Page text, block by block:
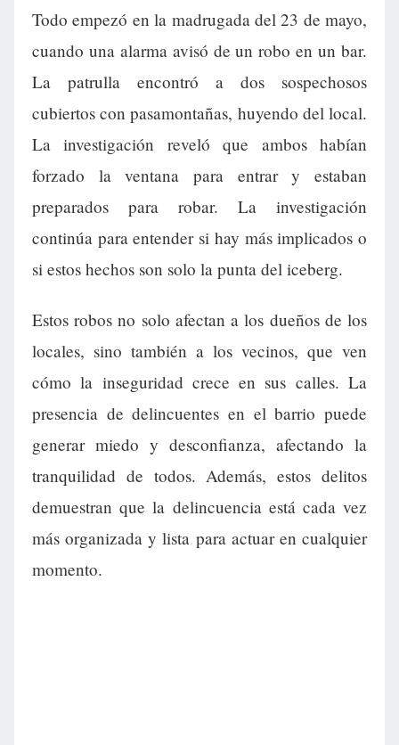
Todo empezó en la madrugada del 23 de mayo,
cuando una alarma avisó de un robo en un bar.
La patrulla encontró a dos sospechosos
cubiertos con pasamontañas, huyendo del local.
La investigación reveló que ambos habían
forzado la ventana para entrar y estaban
preparados para robar. La investigación
continúa para entender si hay más implicados o
si estos hechos son solo la punta del iceberg.
Estos robos no solo afectan a los dueños de los
locales, sino también a los vecinos, que ven
cómo la inseguridad crece en sus calles. La
presencia de delincuentes en el barrio puede
generar miedo y desconfianza, afectando la
tranquilidad de todos. Además, estos delitos
demuestran que la delincuencia está cada vez
más organizada y lista para actuar en cualquier
momento.